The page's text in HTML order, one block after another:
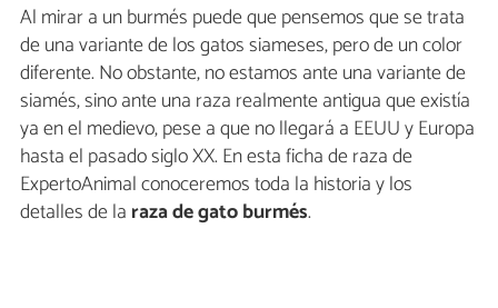
Al mirar a un burmés puede que pensemos que se trata
de una variante de los gatos siameses, pero de un color
diferente. No obstante, no estamos ante una variante de
siamés, sino ante una raza realmente antigua que existía
ya en el medievo, pese a que no llegará a EEUU y Europa
hasta el pasado siglo XX. En esta ficha de raza de
ExpertoAnimal conoceremos toda la historia y los
detalles de la raza degato burmés.